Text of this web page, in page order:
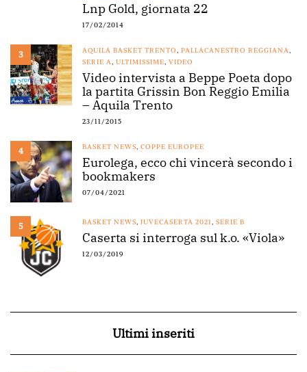
Lnp Gold, giornata 22
17/02/2014
3 AQUILA BASKET TRENTO, PALLACANESTRO REGGIANA,
SERIE A, ULTIMISSIME, VIDEO
Video intervista a Beppe Poeta dopo
la partita Grissin Bon Reggio Emilia
– Aquila Trento
23/11/2015
4 BASKET NEWS, COPPE EUROPEE
Eurolega, ecco chi vincerà secondo i
bookmakers
07/04/2021
5 BASKET NEWS, JUVECASERTA 2021, SERIE B
Caserta si interroga sul k.o. «Viola»
12/03/2019
Ultimi inseriti